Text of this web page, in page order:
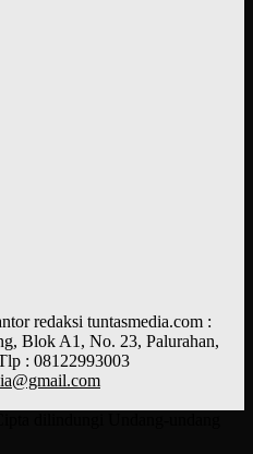
redaksi tuntasmedia.com :
Blok A1, No. 23, Palurahan,
: 08122993003